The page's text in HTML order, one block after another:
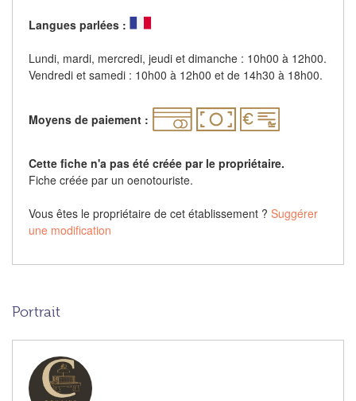
Langues parlées :
Lundi, mardi, mercredi, jeudi et dimanche : 10h00 à 12h00.
Vendredi et samedi : 10h00 à 12h00 et de 14h30 à 18h00.
Moyens de paiement :
Cette fiche n'a pas été créée par le propriétaire.
Fiche créée par un oenotouriste.
Vous êtes le propriétaire de cet établissement ? Suggérer
une modification
Portrait